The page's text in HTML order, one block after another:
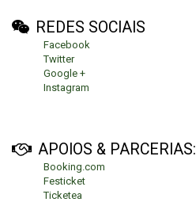
REDES SOCIAIS
Facebook
Twitter
Google +
Instagram
APOIOS & PARCERIAS:
Booking.com
Festicket
Ticketea